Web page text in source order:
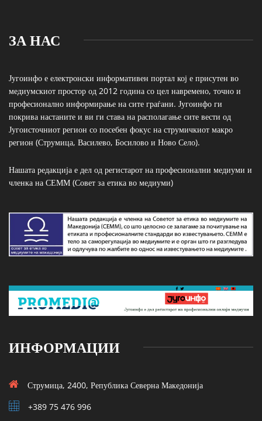
ЗА НАС
Југоинфо е електронски информативен портал кој е присутен во
медиумскиот простор од 2012 година со цел навремено, точно и
професионално информирање на сите граѓани. Југоинфо ги
покрива настаните и ви ги става на располагање сите вести од
Југоисточниот регион со посебен фокус на струмичкиот макро
регион (Струмица, Василево, Босилово и Ново Село).
Нашата редакција е дел од регистарот на професионални медиуми и
членка на СЕММ (Совет за етика во медиуми)
ИНФОРМАЦИИ
Струмица, 2400, Република Северна Македонија
+389 75 476 996